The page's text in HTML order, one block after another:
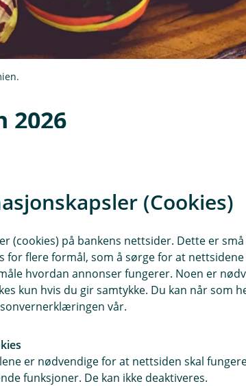
2026
eller investere før påske?
noen dager.
og innbetaling til IPS
i Norge
(Cookies)
(cookies) på bankens nettsider. Dette er
for flere formål, som å sørge for at
hvordan annonser fungerer. Noen er
kun hvis du gir samtykke. Du kan når som
vår.
er nødvendige for at nettsiden skal
funksjoner. De kan ikke deaktiveres.